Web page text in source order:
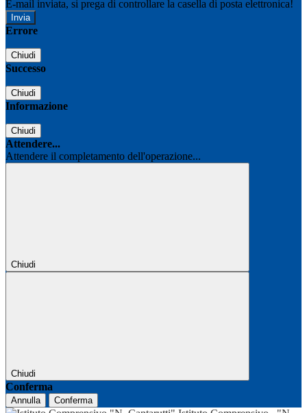
E-mail inviata, si prega di controllare la casella di posta elettronica!
Errore
Chiudi
Successo
Chiudi
Informazione
Chiudi
Attendere...
Attendere il completamento dell'operazione...
Chiudi
Chiudi
Conferma
Annulla Conferma